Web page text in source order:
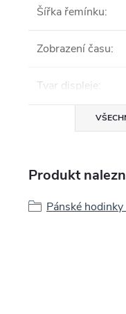
Šířka řemínku:
Zobrazení času:
Tvar displeje:
Produkt
Pánské